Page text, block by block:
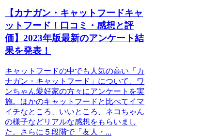
【カナガン・キャットフードキャ
ットフード！口コミ・感想と評
価】2023年版最新のアンケート結
果を発表！
キャットフードの中でも人気の高い「カ
ナガン・キャットフード」について、ワ
ンちゃん愛好家の方々にアンケートを実
施。ほかのキャットフードと比べてイマ
イチなところ、いいところ、ネコちゃん
の様子などリアルな感想をもらいまし
た。さらに５段階で「友人・...